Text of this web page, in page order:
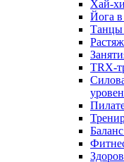
Хай-
Йога
TRX-